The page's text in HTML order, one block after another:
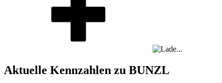
Aktuelle Kennzahlen zu BUNZL